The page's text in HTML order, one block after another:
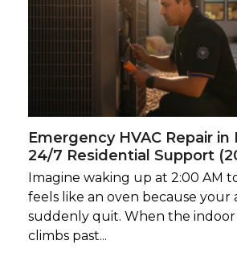
Emergency HVAC Repair in
24/7 Residential Support
Imagine waking up at 2:00 AM
feels like an oven because your
suddenly quit. When the
climbs past...